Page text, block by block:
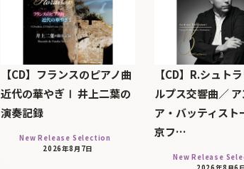
【CD】フランスのピアノ曲
近代の華やぎⅠ 井上二葉の
演奏記録
New Release Selection
2026年8月7日
【CD】R.シュト
ルプス交響曲／
ア・バッティスト
京フ…
New Release